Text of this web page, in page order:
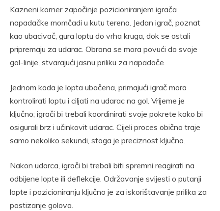
Kazneni korner započinje pozicioniranjem igrača
napadačke momčadi u kutu terena. Jedan igrač, poznat
kao ubacivač, gura loptu do vrha kruga, dok se ostali
pripremaju za udarac. Obrana se mora povući do svoje
gol-linije, stvarajući jasnu priliku za napadače.
Jednom kada je lopta ubačena, primajući igrač mora
kontrolirati loptu i ciljati na udarac na gol. Vrijeme je
ključno; igrači bi trebali koordinirati svoje pokrete kako bi
osigurali brz i učinkovit udarac. Cijeli proces obično traje
samo nekoliko sekundi, stoga je preciznost ključna.
Nakon udarca, igrači bi trebali biti spremni reagirati na
odbijene lopte ili deflekcije. Održavanje svijesti o putanji
lopte i pozicioniranju ključno je za iskorištavanje prilika za
postizanje golova.